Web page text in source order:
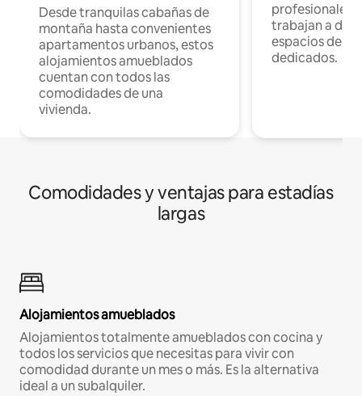
Desde tranquilas cabañas de
montaña hasta convenientes
apartamentos urbanos, estos
alojamientos amueblados
cuentan con todos las
comodidades de una
vivienda.
profesionales
trabajan a
espacios de
dedicados.
Comodidades y ventajas para estadías
largas
Alojamientos amueblados
Alojamientos totalmente amueblados con cocina y
todos los servicios que necesitas para vivir con
comodidad durante un mes o más. Es la alternativa
ideal a un subalquiler.